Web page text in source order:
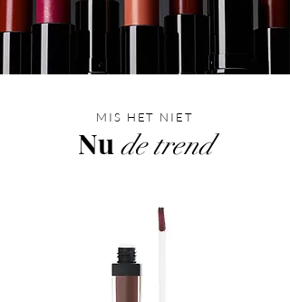
MIS HET NIET
Nude trend